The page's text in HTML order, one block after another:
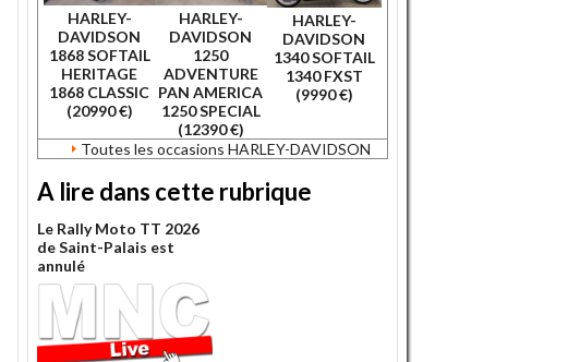
HARLEY-
DAVIDSON
1868 SOFTAIL
HERITAGE
1868 CLASSIC
(20990 €)
HARLEY-
DAVIDSON
1250
ADVENTURE
PAN AMERICA
1250 SPECIAL
(12390 €)
HARLEY-
DAVIDSON
1340 SOFTAIL
1340 FXST
(9990 €)
Toutes les occasions HARLEY-DAVIDSON
A lire dans cette rubrique
Le Rally Moto TT 2026
de Saint-Palais est
annulé